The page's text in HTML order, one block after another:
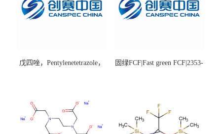
戊四唑，Pentylenetetrazole，
固绿FCF|Fast green FCF|2353-